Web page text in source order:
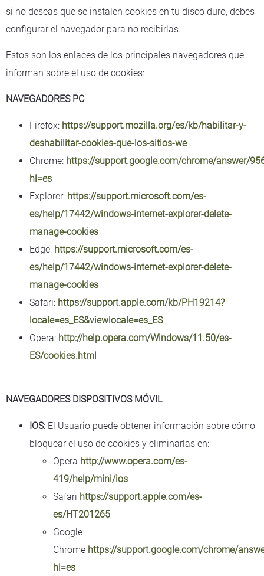
si no deseas que se instalen cookies en tu disco duro, debes
configurar el navegador para no recibirlas.
Estos son los enlaces de los principales navegadores que
informan sobre el uso de cookies:
NAVEGADORES PC
Firefox: https://support.mozilla.org/es/kb/habilitar-y-
deshabilitar-cookies-que-los-sitios-we
Chrome: https://support.google.com/chrome/answer/
hl=es
Explorer: https://support.microsoft.com/es-
es/help/17442/windows-internet-explorer-delete-
manage-cookies
Edge: https://support.microsoft.com/es-
es/help/17442/windows-internet-explorer-delete-
manage-cookies
Safari: https://support.apple.com/kb/PH19214?
locale=es_ES&viewlocale=es_ES
Opera: http://help.opera.com/Windows/11.50/es-
ES/cookies.html
NAVEGADORES DISPOSITIVOS MÓVIL
IOS: El Usuario puede obtener información sobre cómo
bloquear el uso de cookies y eliminarlas en:
Opera http://www.opera.com/es-
419/help/mini/ios
Safari https://support.apple.com/es-
es/HT201265
Google
Chrome https://support.google.com/chrome/
hl=es